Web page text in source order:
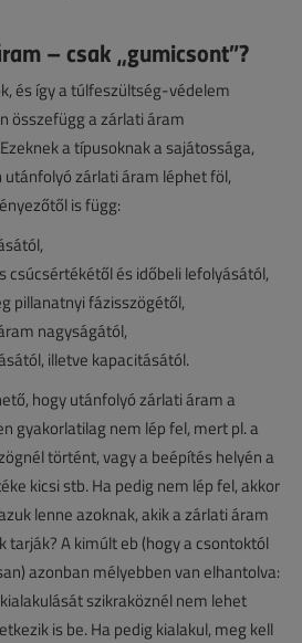
– csak „gumicsont”?
és így a túlfeszültség-védelem
összefügg a zárlati áram
a típusoknak a sajátossága,
zárlati áram léphet föl,
is függ:
csúcsértékétől és időbeli lefolyásától,
pillanatnyi fázisszögétől,
nagyságától,
illetve kapacitásától.
hogy utánfolyó zárlati áram a
gyakorlatilag nem lép fel, mert pl. a
történt, vagy a beépítés helyén a
kicsi stb. Ha pedig nem lép fel, akkor
lenne azoknak, akik a zárlati áram
tarják? A kimúlt eb (hogy a csontoktól
azonban mélyebben van elhantolva:
szikraköznél nem lehet
is be. Ha pedig kialakul, meg kell